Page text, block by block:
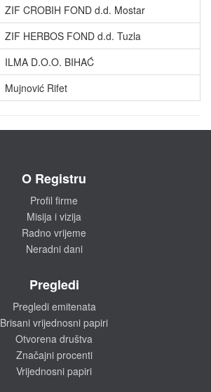
ZIF CROBIH FOND d.d. Mostar
ZIF HERBOS FOND d.d. Tuzla
ILMA D.O.O. BIHAĆ
Mujnović Rifet
O Registru
Profil firme
Misija i vizija
Radno vrijeme
Neradni dani
Pregledi
Pregledi emitenata
Brisani vrijednosni papiri
Otvorena društva
Značajni procenti
Vrijednosni papiri